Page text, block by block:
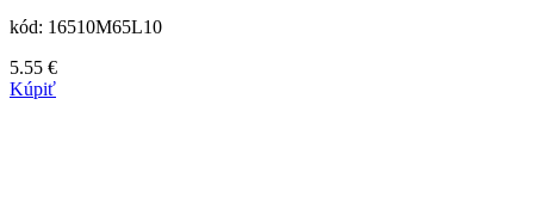
kód: 16510M65L10
5.55 €
Kúpiť